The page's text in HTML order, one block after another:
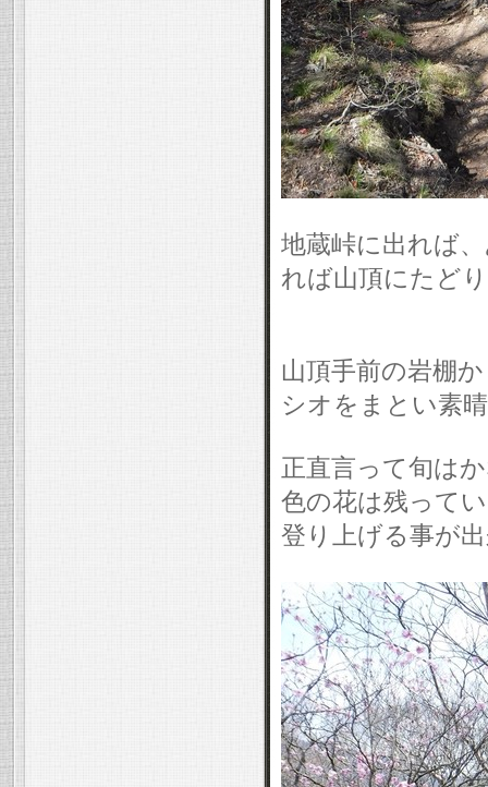
地蔵峠に出れば
れば山頂にたど
山頂手前の岩棚
シオをまとい素
正直言って旬は
色の花は残って
登り上げる事が